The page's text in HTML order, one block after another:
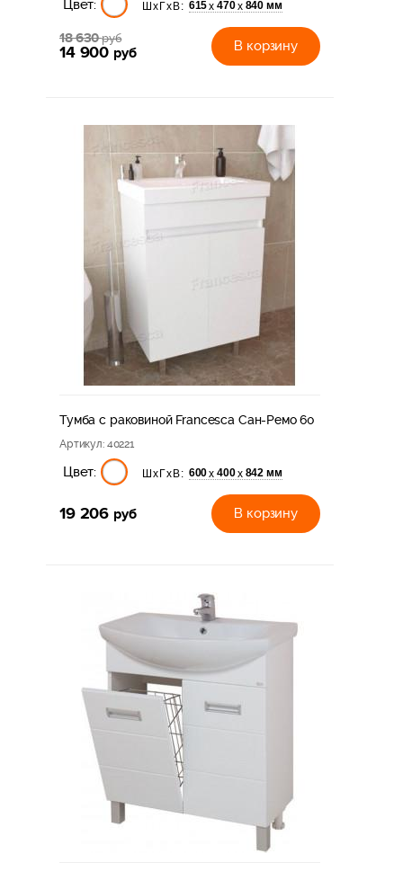
Цвет: ШхГхВ: 615х 470х 840 мм
18 630руб
14 900 руб В корзину
Тумба с раковиной Francesca Сан-Ремо 60
Артикул: 40221
Цвет: ШхГхВ: 600х 400х 842 мм
19 206 руб В корзину